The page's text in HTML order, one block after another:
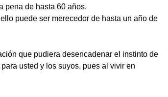
pena de hasta 60 años.
puede ser merecedor de hasta un año de
que pudiera desencadenar el instinto de
usted y los suyos, pues al vivir en